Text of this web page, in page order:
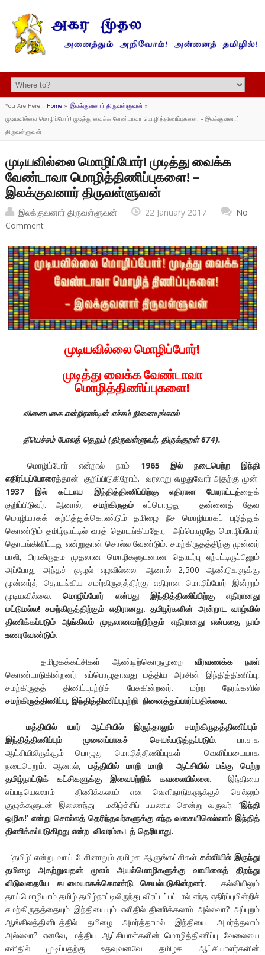
You Are Here : Home» இலக்குவனார் திருவள்ளுவன்»
முடியவில்லை மொழிப்போர்! முடித்து வைக்க வேண்டாவா மொழித்திணிப்புகளை! – இலக்குவனார்
திருவள்ளுவன்
முடியவில்லை மொழிப்போர்! முடித்து வைக்க
வேண்டாவா மொழித்திணிப்புகளை! –
இலக்குவனார் திருவள்ளுவன்
இலக்குவனார் திருவள்ளுவன் 22 January 2017
No
Comment
முடியவில்லை மொழிப்போர்!
முடித்து வைக்க வேண்டாவா
மொழித்திணிப்புகளை!
வினைபகை என்றிரண்டின் எச்சம் நினையுங்கால்
தீயெச்சம் போலத் தெறும் (திருவள்ளுவர், திருக்குறள் 674).
மொழிப்போர் என்றால் நாம் 1965 இல் நடைபெற்ற இந்தி
எதிர்ப்புப்போரைத்தான் குறிப்பிடுகிறோம். வரலாறு எழுதுவோர் அதற்கு முன்
1937 இல் கட்டாய இந்தித்திணிப்பிற்கு எதிரான போராட்டத்தைக்
குறிப்பிடுவர். ஆனால், சமற்கிருதம்எப்பொழுது தன்னைத் தேவ
மொழியாகக் கற்பித்துக்கொண்டும் தமிழை நீச மொழியாகப் பழித்துக்
கொண்டும் தமிழ்நாட்டில் வரத் தொடங்கியதோ, அப்பொழுதே மொழிப்போர்
தொடங்கிவிட்டது என்றுதான் சொல்ல வேண்டும். சமற்கிருதத்திற்கு முன்னர்
பாலி, பிராகிருதம முதலான மொழிகளுடனான தொடர்பு ஏற்பட்டிருப்பினும்
அப்போது அந்தச் சூழல் எழவில்லை. ஆனால் 2,500 ஆண்டுகளுக்கு
முன்னர்த் தொடங்கிய சமற்கிருதத்திற்கு எதிரான மொழிப்போர் இன்றும்
முடியவில்லை.மொழிப்போர் என்பது இந்தித்திணிப்பிற்கு எதிரானது
மட்டுமல்ல! சமற்கிருத்திற்கும் எதிரானது. தமிழர்களின் அன்றாட வாழ்வில்
திணிக்கப்படும் ஆங்கிலம் முதலானவற்றிற்கும் எதிரானது என்பதை நாம்
உணரவேண்டும்.
தமிழகக்கட்சிகள் ஆண்டிற்கொருமுறை வீரவணக்க நாள்
கொண்டாடுகின்றனர். எப்பொழுதாவது மத்திய அரசின் இந்தித்திணிப்பு,
சமற்கிருதத் திணிப்புபற்றிச் பேசுகின்றனர். மற்ற நேரங்களில்
சமற்கிருத்திணிப்பு, இந்தித்திணிப்புபற்றி நினைத்துப்பார்ப்பதில்லை.
மத்தியில் யார் ஆட்சியில் இருந்தாலும் சமற்கிருதத்திணிப்பும்
இந்தித்திணிப்பும் முனைப்பாகச் செயல்படுத்தப்படும். பா.ச.க
ஆட்சியிலிருக்கும் பொழுது மொழித்திணிப்புகள் வெளிப்படையாக
நடைபெறும். ஆனால், மத்தியில் மாறி மாறி ஆட்சியில் பங்கு பெற்ற
தமிழ்நாட்டுக் கட்சிகளுக்கு இவைபற்றிக் கவலையில்லை. இந்தியை
எப்படியெலலாம் திணிக்கலாம் என வெளிநாடுகளுக்குச் செல்லும்
குழுக்களுடன் இணைந்து மகிழ்ச்சிப் பயணம சென்று வருவர்.‘இந்தி
ஒழிக!’என்று சொல்லத் தெரிந்தவர்களுக்கு எந்த வகையிலெல்லாம் இந்தித்
திணிக்கப்படுகிறது என்ற விவரம்கூடத் தெரியாது.
‘தமிழ்’ என்று வாய் பேசினாலும் தமிழக ஆளுங்கட்சிகள்கல்வியில் இருந்து
தமிழை அகற்றுவதன் மூலம் அயல்மொழிகளுக்கு வாயிலைத் திறந்து
விடுவதையே கடமையாகக்கொண்டு செயல்படுகின்றனர். கல்வியிலும்
தாய்மொழியாம் தமிழ் தமிழ்நாட்டிலிருந்து விரட்டப்பட்டால் எந்த எதிர்ப்புமின்றிச்
சமற்கிருதத்தையும் இந்தியையும் எளிதில் திணிக்கலாம் அல்லவா? அப்புறம்
ஆங்கிலத்தினிடத்தில் தமிழை அமர்த்தாமல் இந்தியை அமர்த்தலாம்
அல்லவா? எனவே, மத்திய ஆட்சியாள்களின் மொழித்திணிப்பு வேலையை
எளிதில் முடிப்பதற்கு உதவுவனவே தமிழக ஆட்சியாளர்களின்